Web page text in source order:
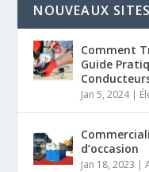
NOUVEAUX SITES
Comment
Guide
Jan 5, 2024|
d’occasion
Jan 18, 2023 |